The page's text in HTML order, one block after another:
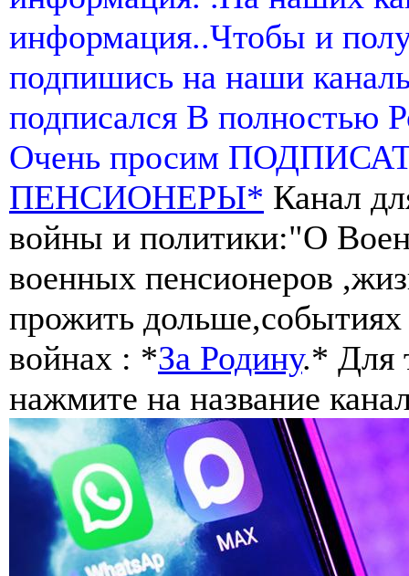
информация..Чтобы и
подпишись на наши
подписался В полностью
Очень просим
ПЕНСИОНЕРЫ* Канал
войны и политики:"О
военных пенсионеров
прожить
войнах : *За Родину.* Для
нажмите на название